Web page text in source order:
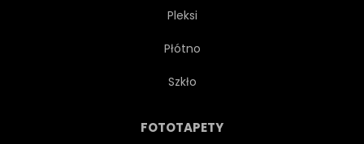
Pleksi
Płótno
Szkło
FOTOTAPETY